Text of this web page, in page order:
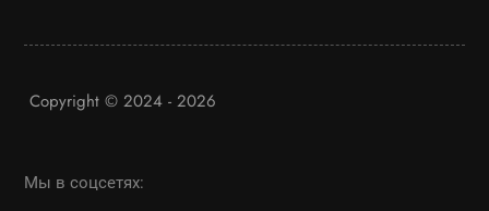
Мы в соцсетях:
Copyright © 2024 - 2026